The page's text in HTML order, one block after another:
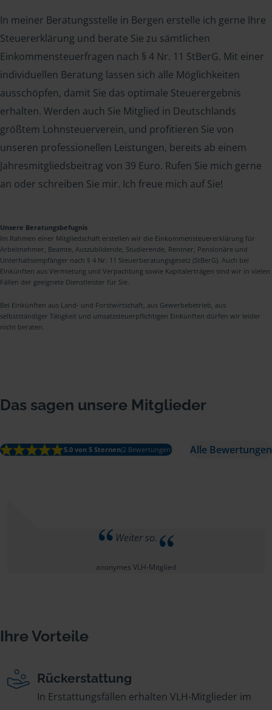
In meiner Beratungsstelle in Bergen erstelle ich gerne Ihre
Steuererklärung und berate Sie zu sämtlichen
Einkommensteuerfragen nach § 4 Nr. 11 StBerG. Mit einer
individuellen Beratung lassen sich alle Möglichkeiten
ausschöpfen, damit Sie das optimale Steuerergebnis
erhalten. Werden auch Sie Mitglied in Deutschlands
größtem Lohnsteuerverein, und profitieren Sie von
unseren professionellen Leistungen, bereits ab einem
Jahresmitgliedsbeitrag von 39 Euro. Rufen Sie mich gerne
an oder schreiben Sie mir. Ich freue mich auf Sie!
Unsere Beratungsbefugnis
Im Rahmen einer Mitgliedschaft erstellen wir die Einkommensteuererklärung für
Arbeitnehmer, Beamte, Auszubildende, Studierende, Rentner, Pensionäre und
Unterhaltsempfänger nach § 4 Nr. 11 Steuerberatungsgesetz (StBerG). Auch bei
Einkünften aus Vermietung und Verpachtung sowie Kapitalerträgen sind wir in vielen
Fällen der geeignete Dienstleister für Sie.
Bei Einkünften aus Land- und Forstwirtschaft, aus Gewerbebetrieb, aus
selbstständiger Tätigkeit und umsatzsteuerpflichtigen Einkünften dürfen wir leider
nicht beraten.
Das sagen unsere Mitglieder
5.0 von 5 Sternen(2 Bewertungen) Alle Bewertungen
Weiter so.
anonymes VLH-Mitglied
Ihre Vorteile
Rückerstattung
In Erstattungsfällen erhalten VLH-Mitglieder im